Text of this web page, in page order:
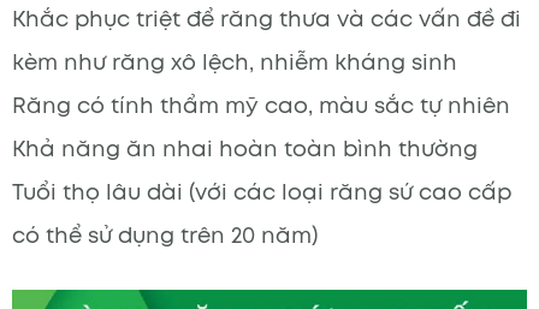
Khắc phục triệt để răng thưa và các vấn đề đi
kèm như răng xô lệch, nhiễm kháng sinh
Răng có tính thẩm mỹ cao, màu sắc tự nhiên
Khả năng ăn nhai hoàn toàn bình thường
Tuổi thọ lâu dài (với các loại răng sứ cao cấp
có thể sử dụng trên 20 năm)